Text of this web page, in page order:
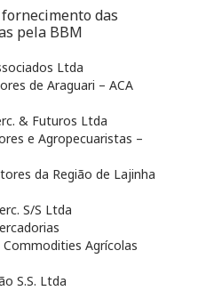
das
pela BBM
Ltda
de Araguari – ACA
& Futuros Ltda
e Agropecuaristas –
da Região de Lajinha
S/S Ltda
Agrícolas
S.S. Ltda